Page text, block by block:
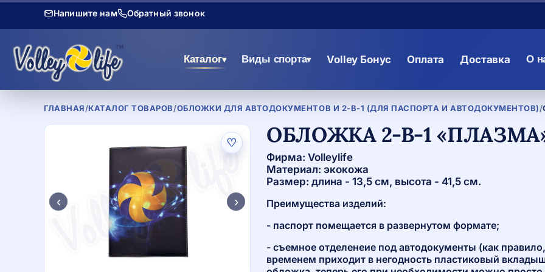
Напишите нам Обратный звонок
Каталог▾ Виды спорта▾ Volley Бонус Оплата Доставка О
ГЛАВНАЯ/КАТАЛОГ ТОВАРОВ/ОБЛОЖКИ ДЛЯ АВТОДОКУМЕНТОВ И 2-В-1 (ДЛЯ ПАСПОРТА И АВТОДОКУМЕНТОВ)/
♡
‹ ›
ОБЛОЖКА 2-В-1
Фирма: Volleylife
Материал: экокожа
Размер: длина - 13,5 см, высота - 41,5 см.
Преимущества изделий:
- паспорт помещается в развернутом формате;
- съемное отделенеие под автодокументы (как
временем приходит в негодность пластиковый